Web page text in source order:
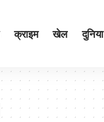
क्राइम खेल दुनिया